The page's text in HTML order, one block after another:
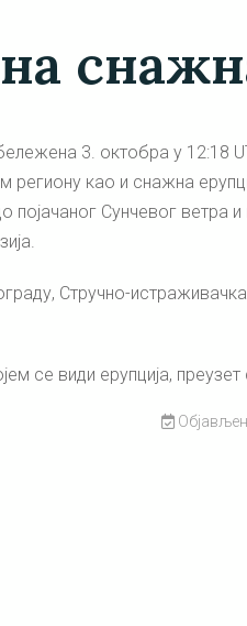
3. октобра у 12:18
региону као и снажна
појачаног Сунчевог
Стручно-
се види ерупција, преузет